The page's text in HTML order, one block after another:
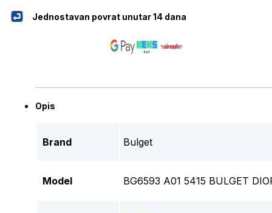
Jednostavan povrat unutar 14 dana
Opis
Brand Bulget
Model BG6593 A01 5415 BULGET